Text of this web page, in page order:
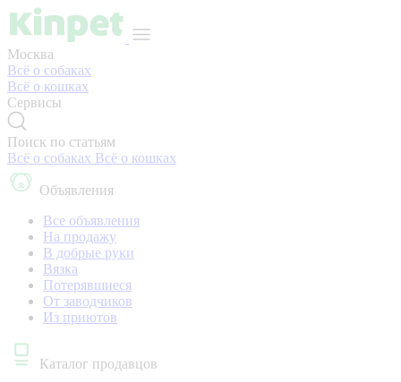
Москва
Всё о собаках
Всё о кошках
Сервисы
Поиск по статьям
Всё о собаках Всё о кошках
Объявления
Все объявления
На продажу
В добрые руки
Вязка
Потерявшиеся
От заводчиков
Из приютов
Каталог продавцов